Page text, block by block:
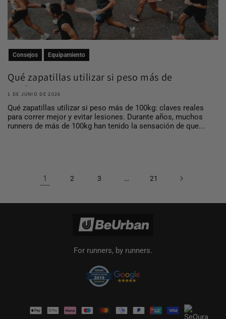
Consejos Equipamiento
Qué zapatillas utilizar si peso más de
100 kg
1 DE JUNIO DE 2026
Qué zapatillas utilizar si peso más de 100kg: claves reales
para correr mejor y evitar lesiones. Durante años, muchos
runners de más de 100kg han tenido la sensación de que...
1 2 3 … 21
For runners, by runners.